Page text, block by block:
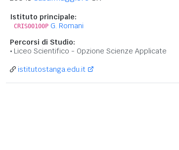
Istituto principale:
CRIS00100P G. Romani
Percorsi di Studio:
Liceo Scientifico - Opzione Scienze Applicate
istitutostanga.edu.it